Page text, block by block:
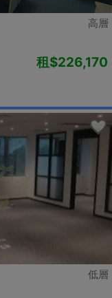
高層
租$226,170
低層